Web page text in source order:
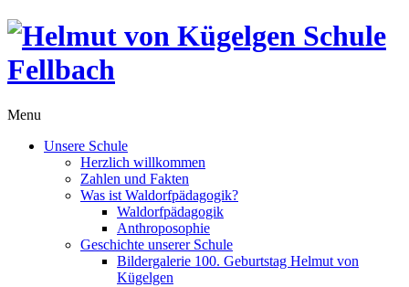
Menu
Unsere Schule
Herzlich willkommen
Zahlen und Fakten
Was ist Waldorfpädagogik?
Waldorfpädagogik
Anthroposophie
Geschichte unserer Schule
Bildergalerie 100. Geburtstag Helmut von
Kügelgen